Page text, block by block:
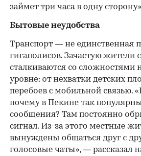
займет три часа в одну
Бытовые неудобства
Транспорт — не единственная
гигаполисов. Зачастую жители
сталкиваются со сложностями
уровне: от нехватки детских
перебоев с мобильной связью.
почему в Пекине так
сообщения? Там постоянно
сигнал. Из-за этого местные
вынуждены общаться друг с
голосовые чаты», — рассказал